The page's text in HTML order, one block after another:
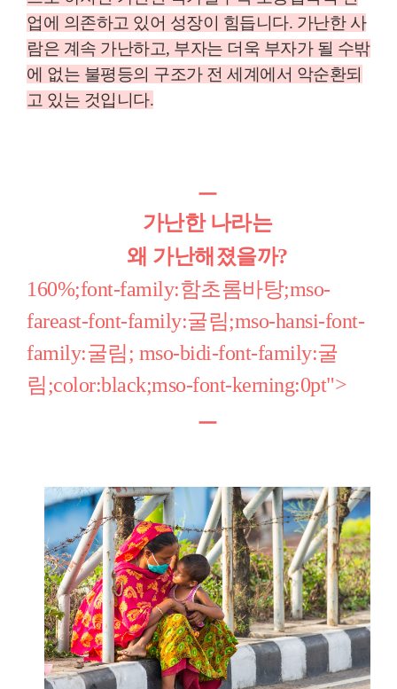
업에 의존하고 있어 성장이 힘듭니다. 가난한 사
람은 계속 가난하고, 부자는 더욱 부자가 될 수밖
에 없는 불평등의 구조가 전 세계에서 악순환되
고 있는 것입니다.
ㅡ
가난한 나라는
왜 가난해졌을까?
160%;font-family:함초롬바탕;mso-
fareast-font-family:굴림;mso-hansi-font-
family:굴림; mso-bidi-font-family:굴
림;color:black;mso-font-kerning:0pt">
ㅡ